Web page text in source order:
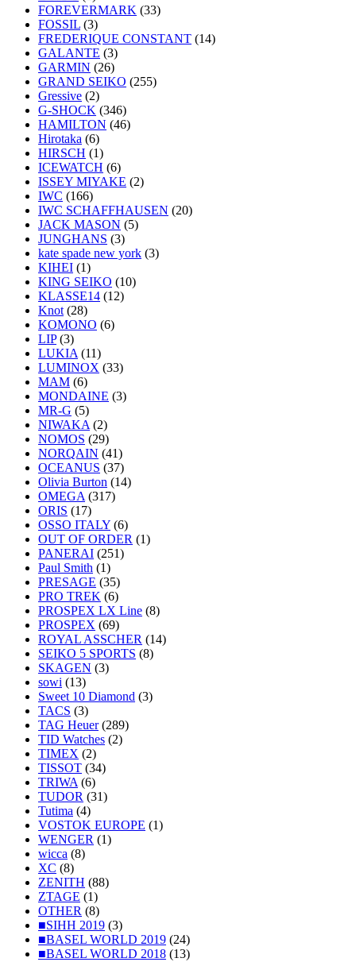
FOREVERMARK (33)
FOSSIL (3)
FREDERIQUE CONSTANT (14)
GALANTE (3)
GARMIN (26)
GRAND SEIKO (255)
Gressive (2)
G-SHOCK (346)
HAMILTON (46)
Hirotaka (6)
HIRSCH (1)
ICEWATCH (6)
ISSEY MIYAKE (2)
IWC (166)
IWC SCHAFFHAUSEN (20)
JACK MASON (5)
JUNGHANS (3)
kate spade new york (3)
KIHEI (1)
KING SEIKO (10)
KLASSE14 (12)
Knot (28)
KOMONO (6)
LIP(3)
LUKIA (11)
LUMINOX (33)
MAM (6)
MONDAINE (3)
MR-G (5)
NIWAKA (2)
NOMOS (29)
NORQAIN (41)
OCEANUS (37)
Olivia Burton (14)
OMEGA (317)
ORIS (17)
OSSO ITALY (6)
OUT OF ORDER (1)
PANERAI (251)
Paul Smith (1)
PRESAGE (35)
PRO TREK (6)
PROSPEX LX Line (8)
PROSPEX (69)
ROYAL ASSCHER (14)
SEIKO 5 SPORTS (8)
SKAGEN (3)
sowi (13)
Sweet 10 Diamond (3)
TACS (3)
TAG Heuer(289)
TID Watches (2)
TIMEX (2)
TISSOT (34)
TRIWA (6)
TUDOR (31)
Tutima (4)
VOSTOK EUROPE (1)
WENGER (1)
wicca (8)
XC (8)
ZENITH (88)
ZTAGE (1)
OTHER (8)
■SIHH 2019 (3)
■BASEL WORLD 2019 (24)
■BASEL WORLD 2018 (13)